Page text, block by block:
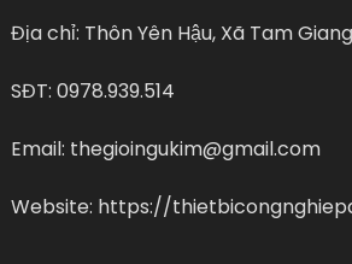
Địa chỉ: Thôn Yên Hậu, Xã Tam
SĐT: 0978.939.514
Email: thegioingukim@gmail.com
Website: https://